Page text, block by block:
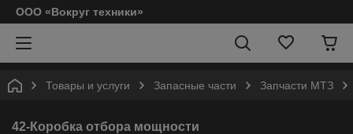
ООО «Вокруг техники»
Товары и услуги Запасные части Запчасти МТЗ
42-Коробка отбора мощности